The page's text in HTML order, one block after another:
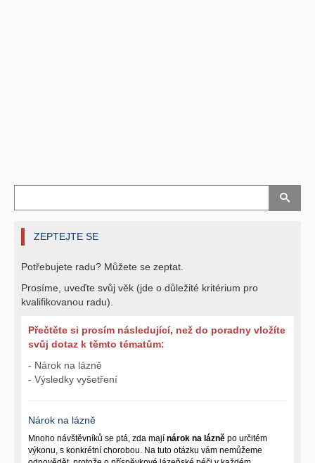
ZEPTEJTE SE
Potřebujete radu? Můžete se zeptat.
Prosíme, uveďte svůj věk (jde o důležité kritérium pro
kvalifikovanou radu).
Přečtěte si prosím následující, než do poradny vložíte
svůj dotaz k těmto tématům:
- Nárok na lázně
- Výsledky vyšetření
Nárok na lázně
Mnoho návštěvníků se ptá, zda mají nárok na lázně po určitém
výkonu, s konkrétní chorobou. Na tuto otázku vám nemůžeme